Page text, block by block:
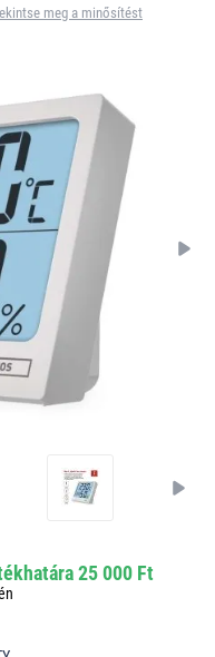
meg a minősítést
25 000 Ft